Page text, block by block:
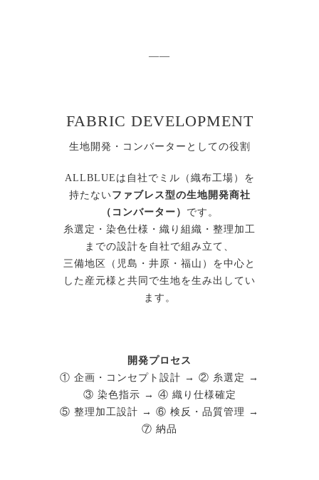
——
FABRIC DEVELOPMENT
生地開発・コンバーターとしての役割
ALLBLUEは自社でミル（織布工場）を
持たないファブレス型の生地開発商社
（コンバーター） です。
糸選定・染色仕様・織り組織・整理加工
までの設計を自社で組み立て、
三備地区（児島・井原・福山）を中心と
した産元様と共同で生地を生み出してい
ます。
開発プロセス
① 企画・コンセプト設計 → ② 糸選定 →
③ 染色指示 → ④ 織り仕様確定
⑤ 整理加工設計 → ⑥ 検反・品質管理 →
⑦ 納品